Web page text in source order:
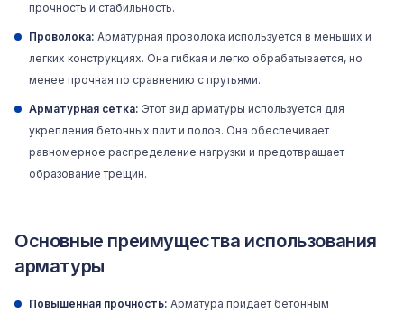
прочность и стабильность.
Проволока: Арматурная проволока используется в меньших и
легких конструкциях. Она гибкая и легко обрабатывается, но
менее прочная по сравнению с прутьями.
Арматурная сетка: Этот вид арматуры используется для
укрепления бетонных плит и полов. Она обеспечивает
равномерное распределение нагрузки и предотвращает
образование трещин.
Основные преимущества использования
арматуры
Повышенная прочность: Арматура придает бетонным